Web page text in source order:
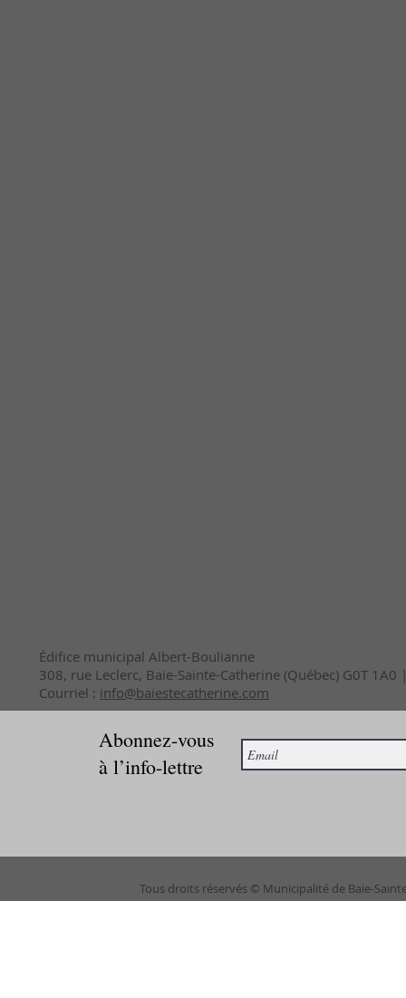
Édifice municipal Albert-Boulianne
308, rue Leclerc, Baie-Sainte-Catherine (Québec) G0T
Courriel : info@baiestecatherine.com
Abonnez-vous
à l’info-lettre
Tous droits réservés © Municipalité de Baie-